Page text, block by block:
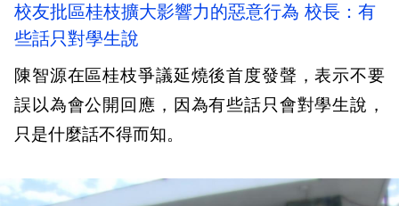
校友批區桂枝擴大影響力的惡意行為 校長：有
些話只對學生說
陳智源在區桂枝爭議延燒後首度發聲，表示不要
誤以為會公開回應，因為有些話只會對學生說，
只是什麼話不得而知。